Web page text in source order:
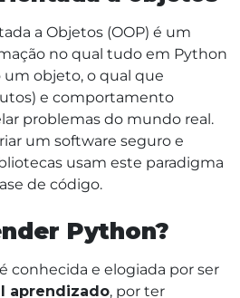
a Objetos (OOP) é um
no qual tudo em Python
um objeto, o qual que
e comportamento
problemas do mundo real.
um software seguro e
usam este paradigma
de código.
Python?
conhecida e elogiada por ser
aprendizado, por ter